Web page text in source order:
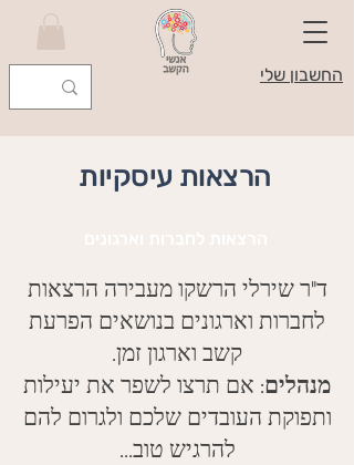
החשבון שלי
הרצאות עיסקיות
ד"ר שירלי הרשקו מעבירה הרצאות
לחברות וארגונים בנושאים הפרעת
קשב וארגון זמן.
מנהלים: אם תרצו לשפר את יעילות
ותפוקת העובדים שלכם ולגרום להם
להרגיש טוב...